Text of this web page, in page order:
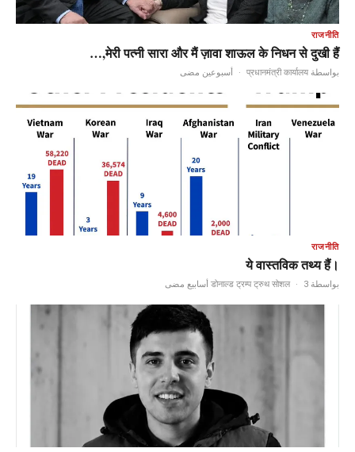
राजनीति
मेरी पत्नी सारा और मैं ज़ावा शाऊल के निधन से दुखी हैं,…
بواسطة प्रधानमंत्री कार्यालय · أسبوعين مضى
राजनीति
ये वास्तविक तथ्य हैं।
بواسطة डोनाल्ड ट्रम्प ट्रुथ सोशल · 3 أسابيع مضى